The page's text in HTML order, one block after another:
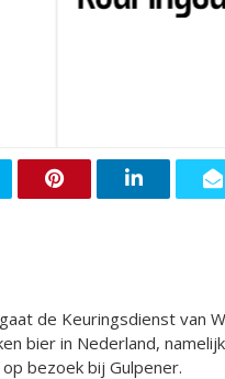
de Keuringsdienst van
bier in Nederland, namelijk
bezoek bij Gulpener.